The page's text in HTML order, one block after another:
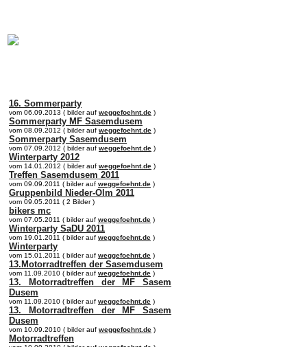
16. Sommerparty
vom 06.09.2013 ( bilder auf weggefoehnt.de )
Sommerparty MF Sasemdusem
vom 08.09.2012 ( bilder auf weggefoehnt.de )
Sommerparty Sasemdusem
vom 07.09.2012 ( bilder auf weggefoehnt.de )
Winterparty 2012
vom 14.01.2012 ( bilder auf weggefoehnt.de )
Treffen Sasemdusem 2011
vom 09.09.2011 ( bilder auf weggefoehnt.de )
Gruppenbild Nieder-Olm 2011
vom 09.05.2011 ( 2 Bilder )
bikers mc
vom 07.05.2011 ( bilder auf weggefoehnt.de )
Winterparty SaDU 2011
vom 19.01.2011 ( bilder auf weggefoehnt.de )
Winterparty
vom 15.01.2011 ( bilder auf weggefoehnt.de )
13.Motorradtreffen der Sasemdusem
vom 11.09.2010 ( bilder auf weggefoehnt.de )
13. Motorradtreffen der MF Sasem
Dusem
vom 11.09.2010 ( bilder auf weggefoehnt.de )
13. Motorradtreffen der MF Sasem
Dusem
vom 10.09.2010 ( bilder auf weggefoehnt.de )
Motorradtreffen